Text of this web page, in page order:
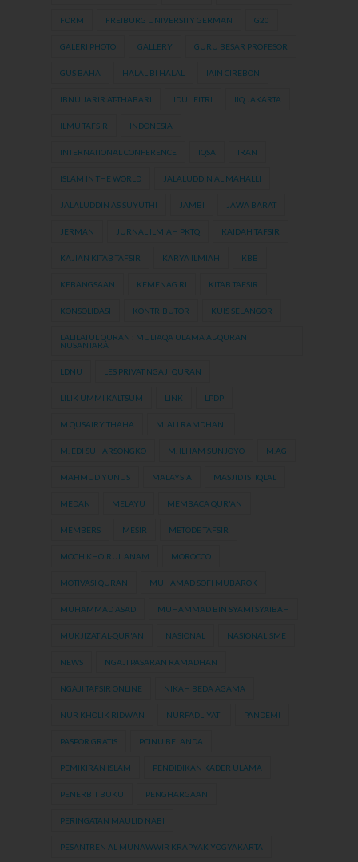
FORM FREIBURG UNIVERSITY GERMAN G20
GALERI PHOTO GALLERY GURU BESAR PROFESOR
GUS BAHA HALAL BI HALAL IAIN CIREBON
IBNU JARIR AT-THABARI IDUL FITRI IIQ JAKARTA
ILMU TAFSIR INDONESIA
INTERNATIONAL CONFERENCE IQSA IRAN
ISLAM IN THE WORLD JALALUDDIN AL MAHALLI
JALALUDDIN AS SUYUTHI JAMBI JAWA BARAT
JERMAN JURNAL ILMIAH PKTQ KAIDAH TAFSIR
KAJIAN KITAB TAFSIR KARYA ILMIAH KBB
KEBANGSAAN KEMENAG RI KITAB TAFSIR
KONSOLIDASI KONTRIBUTOR KUIS SELANGOR
LALILATUL QURAN : MULTAQA ULAMA AL-QURAN
NUSANTARA
LDNU LES PRIVAT NGAJI QURAN
LILIK UMMI KALTSUM LINK LPDP
M QUSAIRY THAHA M. ALI RAMDHANI
M. EDI SUHARSONGKO M. ILHAM SUNJOYO M.AG
MAHMUD YUNUS MALAYSIA MASJID ISTIQLAL
MEDAN MELAYU MEMBACA QUR'AN
MEMBERS MESIR METODE TAFSIR
MOCH KHOIRUL ANAM MOROCCO
MOTIVASI QURAN MUHAMAD SOFI MUBAROK
MUHAMMAD ASAD MUHAMMAD BIN SYAMI SYAIBAH
MUKJIZAT AL-QUR'AN NASIONAL NASIONALISME
NEWS NGAJI PASARAN RAMADHAN
NGAJI TAFSIR ONLINE NIKAH BEDA AGAMA
NUR KHOLIK RIDWAN NURFADLIYATI PANDEMI
PASPOR GRATIS PCINU BELANDA
PEMIKIRAN ISLAM PENDIDIKAN KADER ULAMA
PENERBIT BUKU PENGHARGAAN
PERINGATAN MAULID NABI
PESANTREN AL-MUNAWWIR KRAPYAK YOGYAKARTA